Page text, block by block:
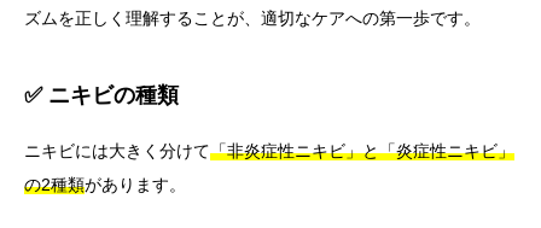
ズムを正しく理解することが、適切なケアへの第一歩です。
✅ ニキビの種類
ニキビには大きく分けて「非炎症性ニキビ」と「炎症性ニキビ」
の2種類があります。